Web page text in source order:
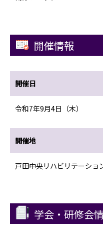
開催情報
開催日
令和7年9月4日（木）
開催地
戸田中央リハビリテーシ
学会・研修会